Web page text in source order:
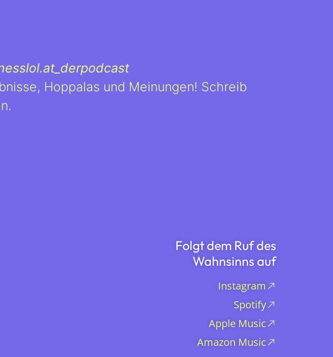
Hoppalas und Meinungen! Schreib
Folgt dem Ruf des
Wahnsinns auf
Instagram
Spotify
Apple Music
Amazon Music